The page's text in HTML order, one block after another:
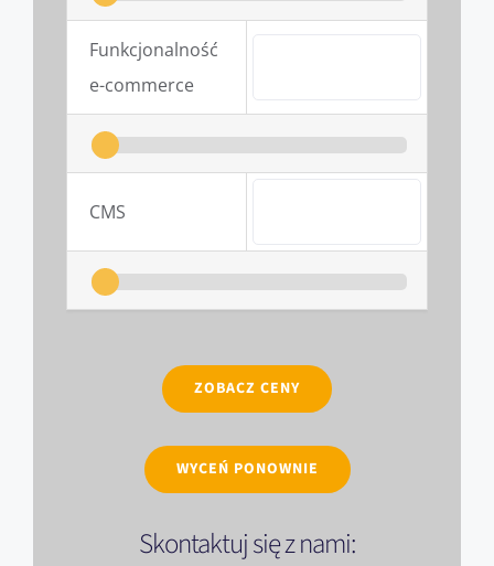
Funkcjonalność
e-commerce
CMS
ZOBACZ CENY
WYCEŃ PONOWNIE
Skontaktuj się z nami: